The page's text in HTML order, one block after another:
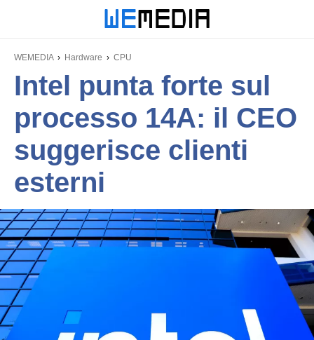
WEMEDIA Hardware CPU
Intel punta forte sul
processo 14A: il CEO
suggerisce clienti
esterni